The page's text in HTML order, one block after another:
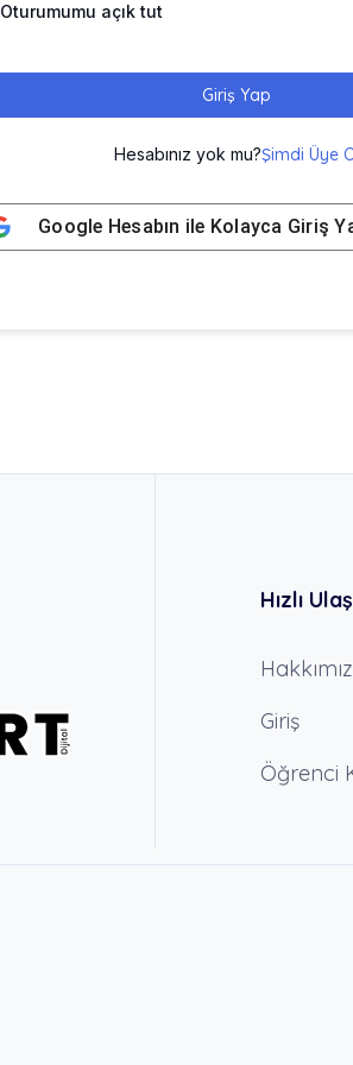
Oturumumu açık tut
Giriş Yap
Hesabınız yok mu?Şimdi Üye
Google Hesabın ile Kolayca Giriş
Hızlı Ulaş
Giriş
Öğrenci